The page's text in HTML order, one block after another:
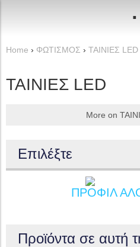
Home › ΦΩΤΙΣΜΟΣ › ΤΑΙΝΙΕΣ
ΤΑΙΝΙΕΣ LED
More on
Επιλέξτε
ΠΡΟΦΙΛ
Προϊόντα σε αυτή